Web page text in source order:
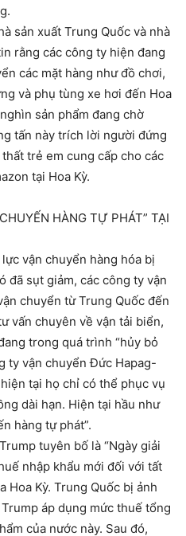
sản xuất Trung Quốc và nhà
rằng các công ty hiện đang
các mặt hàng như đồ chơi,
và phụ tùng xe hơi đến Hoa
sản phẩm đang chờ
tấn này trích lời người đứng
trẻ em cung cấp cho các
tại Hoa Kỳ.
HÀNG TỰ PHÁT” TẠI
vận chuyển hàng hóa bị
đã sụt giảm, các công ty vận
chuyển từ Trung Quốc đến
vấn chuyên về vận tải biển,
trong quá trình “hủy bỏ
ty vận chuyển Đức Hapag-
tại họ chỉ có thể phục vụ
dài hạn. Hiện tại hầu như
hàng tự phát”.
tuyên bố là “Ngày giải
nhập khẩu mới đối với tất
Hoa Kỳ. Trung Quốc bị ảnh
áp dụng mức thuế tổng
của nước này. Sau đó,